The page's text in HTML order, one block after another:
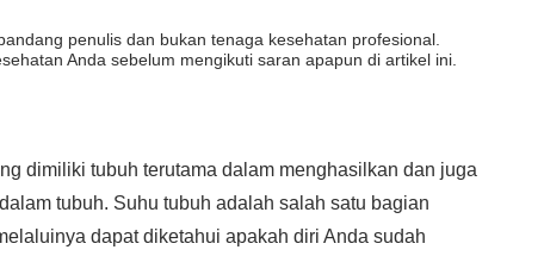
penulis dan bukan tenaga kesehatan profesional.
Anda sebelum mengikuti saran apapun di artikel ini.
dimiliki tubuh terutama dalam menghasilkan dan juga
tubuh. Suhu tubuh adalah salah satu bagian
dapat diketahui apakah diri Anda sudah